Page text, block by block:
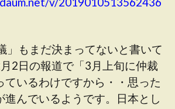
」もまだ決まってないと書いて
2日の報道で「3月上旬に仲裁
ているわけですから・・思った
進んでいるようです。日本とし